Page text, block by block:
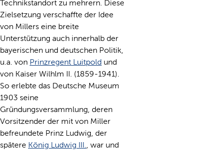
Technikstandort zu mehrern. Diese
Zielsetzung verschaffte der Idee
von Millers eine breite
Unterstützung auch innerhalb der
bayerischen und deutschen Politik,
u.a. von Prinzregent Luitpold und
von Kaiser Wilhlm II. (1859-1941).
So erlebte das Deutsche Museum
1903 seine
Gründungsversammlung, deren
Vorsitzender der mit von Miller
befreundete Prinz Ludwig, der
spätere König Ludwig III.
, war und